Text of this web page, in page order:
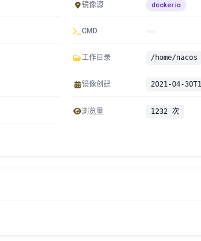
镜像源 docker.io
CMD
工作目录 /home/nacos
镜像创建 2021-04-
浏览量 1232 次